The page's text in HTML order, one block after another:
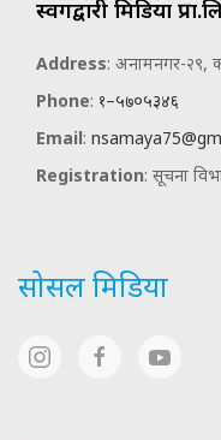
स्वर्गद्वारी मिडिया
Address: अनामनगर-२९,
Phone: १–५७०५३४६
Email:
Registration: सूचना
सोसल मिडिया